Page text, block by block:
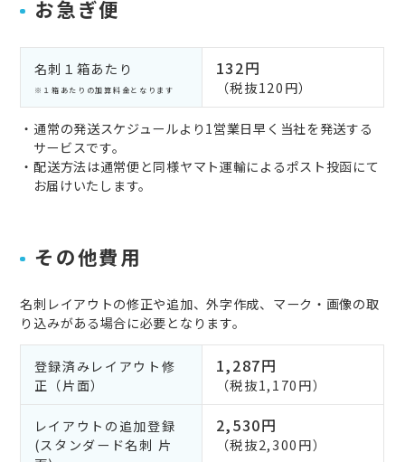
お急ぎ便
名刺１箱あたり
※１箱あたりの加算料金となります
132円
（税抜120円）
・通常の発送スケジュールより1営業日早く当社を発送する
サービスです。
・配送方法は通常便と同様ヤマト運輸によるポスト投函にて
お届けいたします。
その他費用
名刺レイアウトの修正や追加、外字作成、マーク・画像の取
り込みがある場合に必要となります。
登録済みレイアウト修
正（片面）
1,287円
（税抜1,170円）
レイアウトの追加登録
(スタンダード名刺 片
2,530円
（税抜2,300円）